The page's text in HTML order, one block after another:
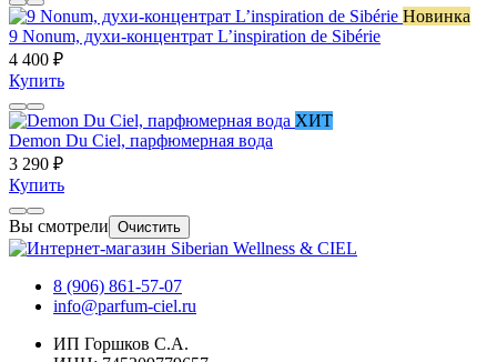
Новинка
9 Nonum, духи-концентрат L’inspiration de Sibérie
4 400 ₽
Купить
ХИТ
Demon Du Ciel, парфюмерная вода
3 290 ₽
Купить
Вы смотрели Очистить
8 (906) 861-57-07
info@parfum-ciel.ru
ИП Горшков С.А.